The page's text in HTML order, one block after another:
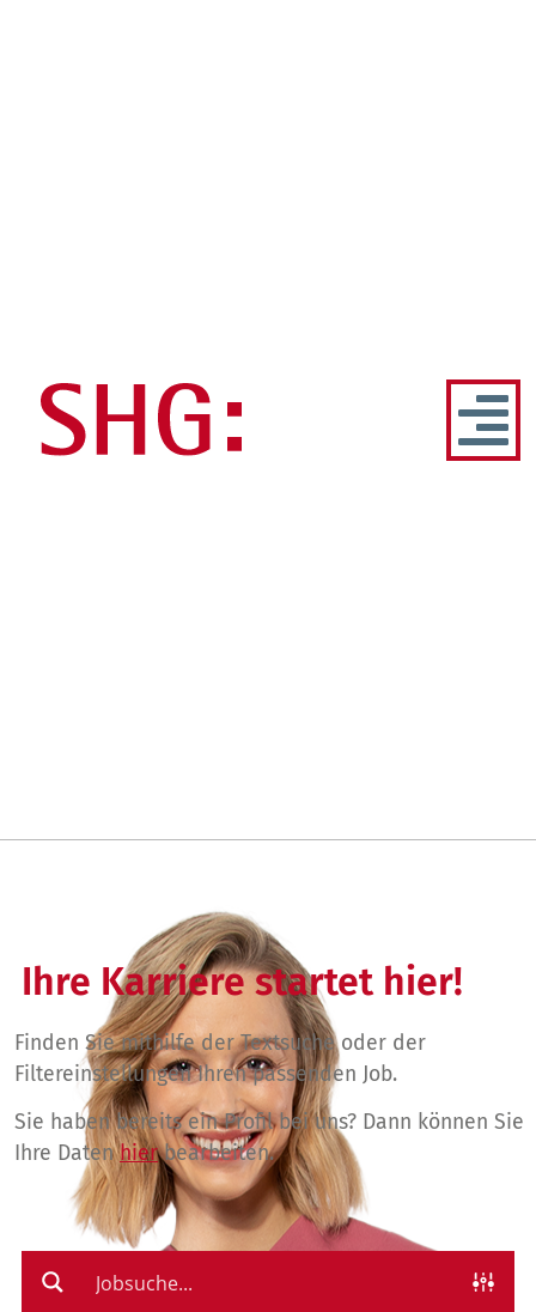
Ihre Karriere startet hier!
Finden Sie mithilfe der Textsuche oder der
Filtereinstellungen Ihren passenden Job.
Sie haben bereits ein Profil bei uns? Dann können Sie
Ihre Datenhierbearbeiten.